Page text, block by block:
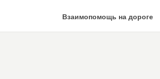
Взаимопомощь на дороге